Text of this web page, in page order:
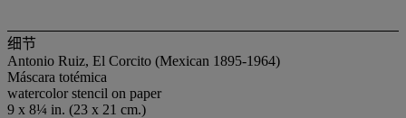
细节
Antonio Ruiz, El Corcito (Mexican 1895-1964)
Máscara totémica
watercolor stencil on paper
9 x 8¼ in. (23 x 21 cm.)